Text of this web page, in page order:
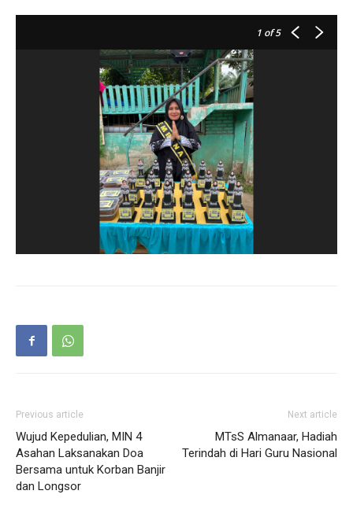
1 of 5
Previous article
Wujud Kepedulian, MIN 4
Asahan Laksanakan Doa
Bersama untuk Korban Banjir
dan Longsor
Next article
MTsS Almanaar, Hadiah
Terindah di Hari Guru Nasional